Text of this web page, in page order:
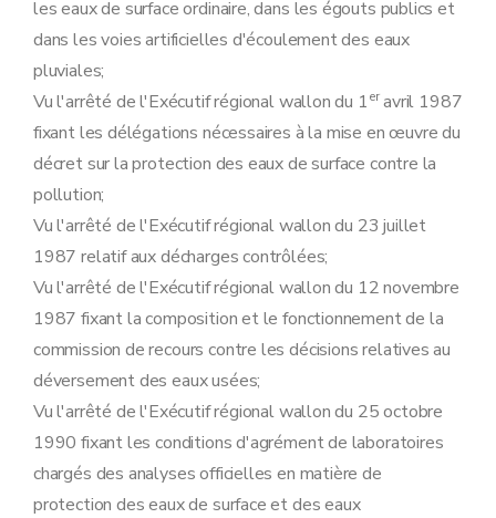
Art. 41
Sous-section 3 Modalités de la concertation administrative relative aux demandes de permis unique
Art. 44
Art. 45
Sous-section 4 Contenu du permis unique
Art. 46
Art. 48
Art. 49
Art. 50
Art. 51
Art. 52
Art. 53
Art. 54
Art. 55
Sous-section 6 Tenue des registres
Art. 56
Art. 57
Art. 58
Section 3 (Dispositions complémentaires relatives aux établissements visés par l'accord de coopération entre l'Etat fédéral, les Régions flamande et wallonne et la Région de Bruxelles-Capitale concernant la maîtrise des dangers liés aux accidents majeurs impliquant des substances dangereuses
Sous-section première Généralités
les eaux de surface ordinaire, dans les égouts publics et
dans les voies artificielles d'écoulement des eaux
pluviales;
Vu l'arrêté de l'Exécutif régional wallon du 1eravril 1987
fixant les délégations nécessaires à la mise en œuvre du
décret sur la protection des eaux de surface contre la
pollution;
Vu l'arrêté de l'Exécutif régional wallon du 23 juillet
1987 relatif aux décharges contrôlées;
Vu l'arrêté de l'Exécutif régional wallon du 12 novembre
1987 fixant la composition et le fonctionnement de la
commission de recours contre les décisions relatives au
déversement des eaux usées;
Vu l'arrêté de l'Exécutif régional wallon du 25 octobre
1990 fixant les conditions d'agrément de laboratoires
chargés des analyses officielles en matière de
protection des eaux de surface et des eaux